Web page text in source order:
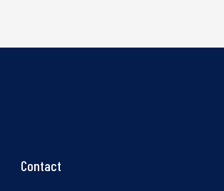
Contact